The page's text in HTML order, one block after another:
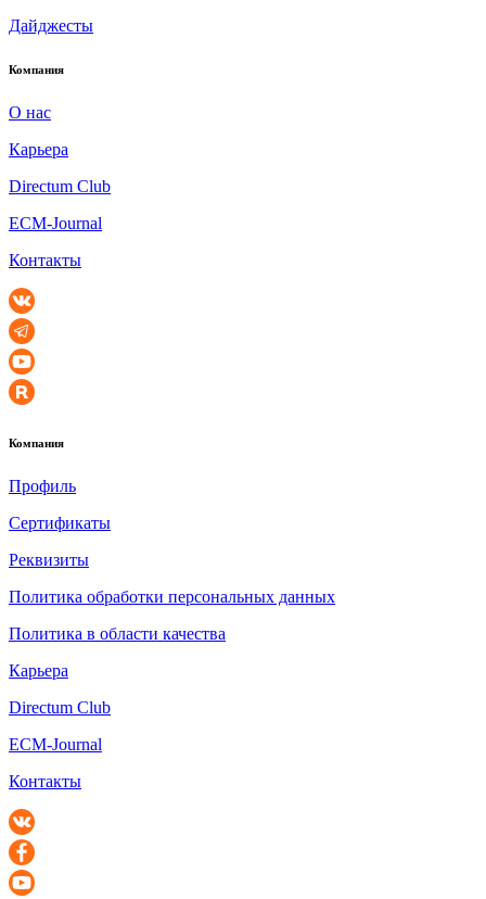
Дайджесты
Компания
О нас
Карьера
Directum Club
ECM-Journal
Контакты
Компания
Профиль
Сертификаты
Реквизиты
Политика обработки персональных данных
Политика в области качества
Карьера
Directum Club
ECM-Journal
Контакты